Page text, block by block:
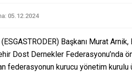
05.12.2024
Başkanı Murat
Dost Dernekler Federasyonu’nda
federasyonun kurucu yönetim